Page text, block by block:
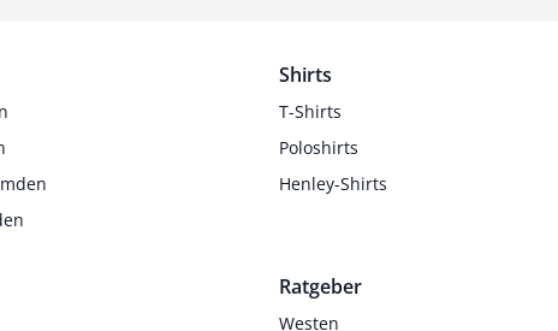
Shirts
T-Shirts
Poloshirts
Henley-Shirts
Ratgeber
Westen